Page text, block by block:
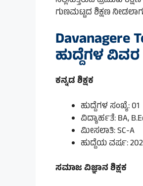
ಗುಣಮಟ್ಟದ ಶಿಕ್ಷಣ
Davanagere
ಹುದ್ದೆಗಳ ವಿವರ
ಕನ್ನಡ ಶಿಕ್ಷಕ
ಹುದ್ದೆಗಳ ಸಂಖ್ಯೆ: 01
ವಿದ್ಯಾರ್ಹತೆ: BA,
ಮೀಸಲಾತಿ: SC-A
ಹುದ್ದೆಯ ವರ್ಷ:
ಸಮಾಜ ವಿಜ್ಞಾನ ಶಿಕ್ಷಕ